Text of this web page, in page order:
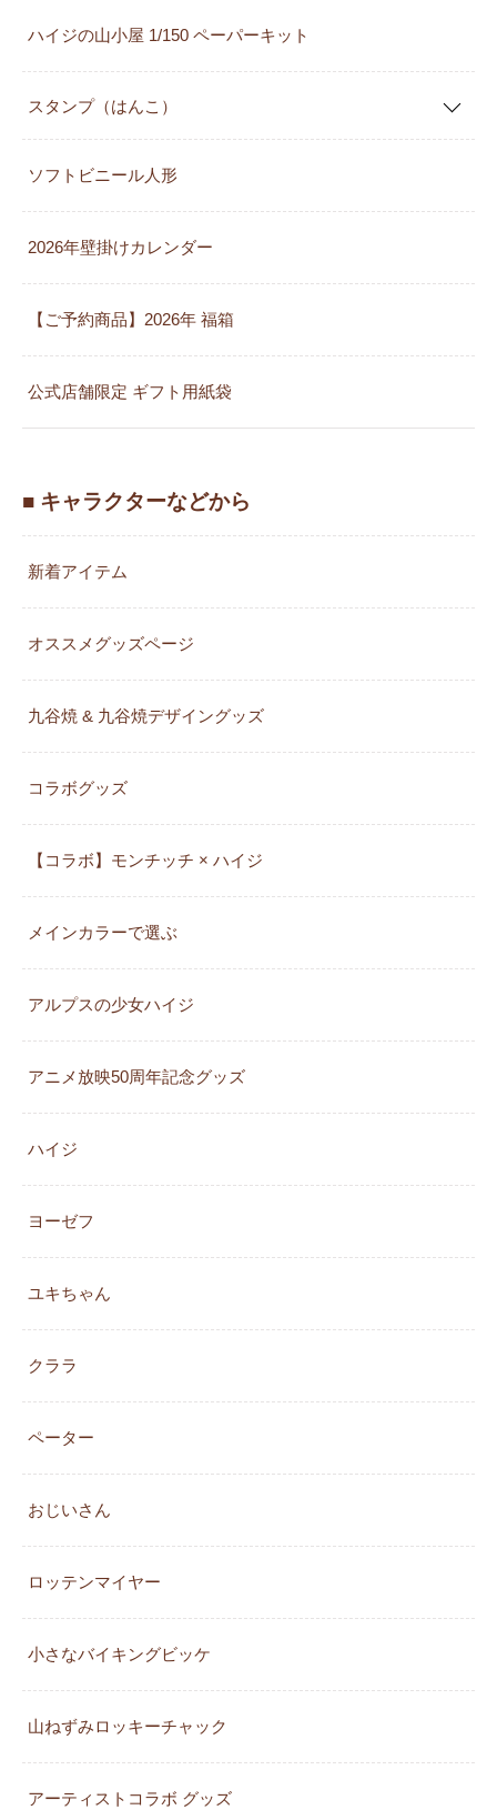
ハイジの山小屋 1/150 ペーパーキット
スタンプ（はんこ）
ソフトビニール人形
2026年壁掛けカレンダー
【ご予約商品】2026年 福箱
公式店舗限定 ギフト用紙袋
■ キャラクターなどから
新着アイテム
オススメグッズページ
九谷焼 & 九谷焼デザイングッズ
コラボグッズ
【コラボ】モンチッチ × ハイジ
メインカラーで選ぶ
アルプスの少女ハイジ
アニメ放映50周年記念グッズ
ハイジ
ヨーゼフ
ユキちゃん
クララ
ペーター
おじいさん
ロッテンマイヤー
小さなバイキングビッケ
山ねずみロッキーチャック
アーティストコラボ グッズ